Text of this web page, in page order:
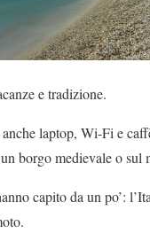
e tradizione.
laptop, Wi-Fi e
borgo medievale o sul
capito da un po’: